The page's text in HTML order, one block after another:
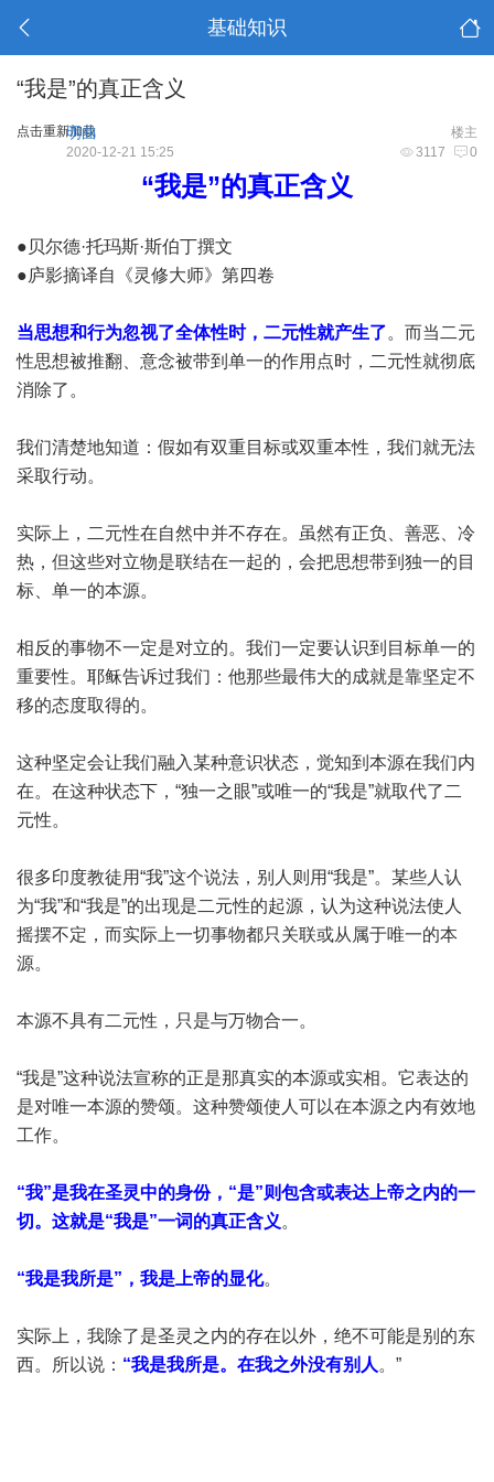
基础知识
“我是”的真正含义
点击重新加载 楼主
明曲
3117 0
2020-12-21 15:25
“我是”的真正含义
●贝尔德·托玛斯·斯伯丁撰文
●庐影摘译自《灵修大师》第四卷
当思想和行为忽视了全体性时，二元性就产生了。而当二元
性思想被推翻、意念被带到单一的作用点时，二元性就彻底
消除了。
我们清楚地知道：假如有双重目标或双重本性，我们就无法
采取行动。
实际上，二元性在自然中并不存在。虽然有正负、善恶、冷
热，但这些对立物是联结在一起的，会把思想带到独一的目
标、单一的本源。
相反的事物不一定是对立的。我们一定要认识到目标单一的
重要性。耶稣告诉过我们：他那些最伟大的成就是靠坚定不
移的态度取得的。
这种坚定会让我们融入某种意识状态，觉知到本源在我们内
在。在这种状态下，“独一之眼”或唯一的“我是”就取代了二
元性。
很多印度教徒用“我”这个说法，别人则用“我是”。某些人认
为“我”和“我是”的出现是二元性的起源，认为这种说法使人
摇摆不定，而实际上一切事物都只关联或从属于唯一的本
源。
本源不具有二元性，只是与万物合一。
“我是”这种说法宣称的正是那真实的本源或实相。它表达的
是对唯一本源的赞颂。这种赞颂使人可以在本源之内有效地
工作。
“我”是我在圣灵中的身份，“是”则包含或表达上帝之内的一
切。这就是“我是”一词的真正含义 。
“我是我所是”，我是上帝的显化。
实际上，我除了是圣灵之内的存在以外，绝不可能是别的东
西。所以说： “我是我所是。在我之外没有别人 。”